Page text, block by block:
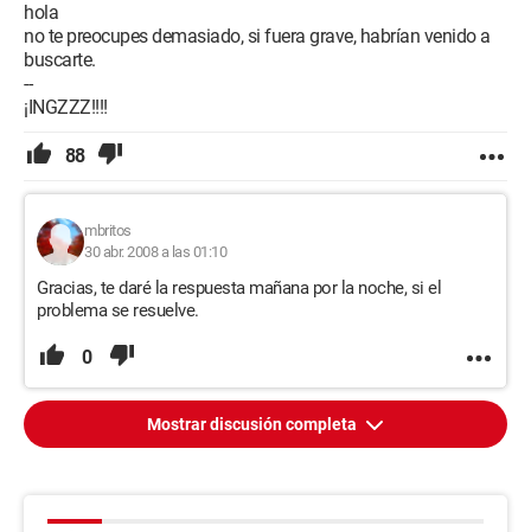
hola
no te preocupes demasiado, si fuera grave, habrían venido a
buscarte.
--
¡INGZZZ!!!!
88
mbritos
30 abr. 2008 a las 01:10
Gracias, te daré la respuesta mañana por la noche, si el
problema se resuelve.
0
Mostrar discusión completa